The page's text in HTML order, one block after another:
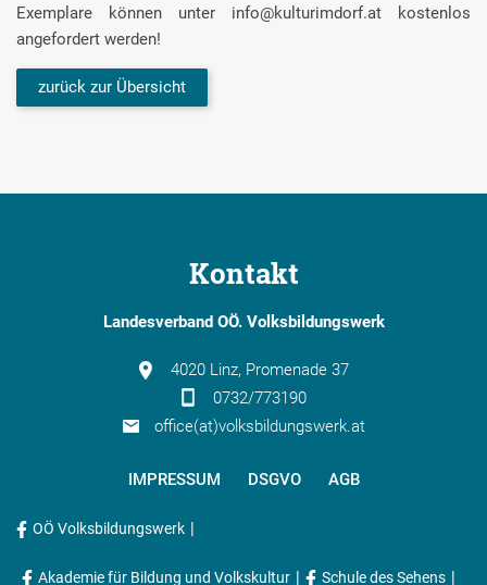
Exemplare können unter info@kulturimdorf.at kostenlos
angefordert werden!
zurück zur Übersicht
Kontakt
Landesverband OÖ. Volksbildungswerk
4020 Linz, Promenade 37
0732/773190
office(at)volksbildungswerk.at
IMPRESSUM DSGVO AGB
OÖ Volksbildungswerk |
Akademie für Bildung und Volkskultur | Schule des Sehens |